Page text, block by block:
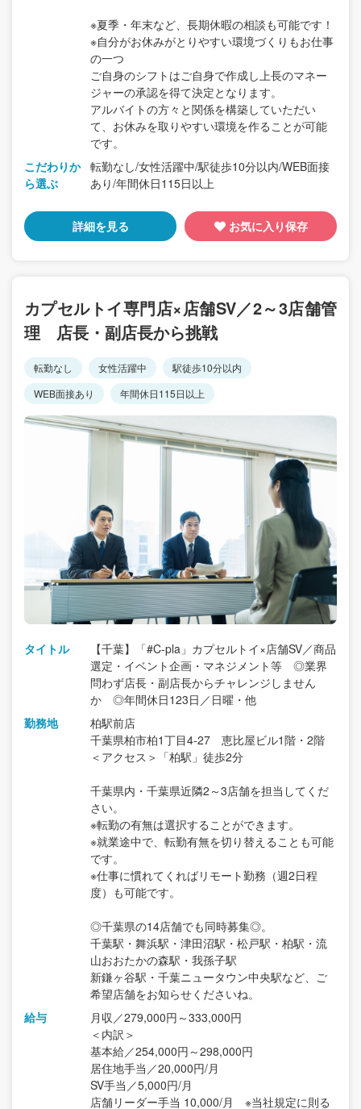
※夏季・年末など、長期休暇の相談も可能です！
※自分がお休みがとりやすい環境づくりもお仕事
の一つ
ご自身のシフトはご自身で作成し上長のマネー
ジャーの承認を得て決定となります。
アルバイトの方々と関係を構築していただい
て、お休みを取りやすい環境を作ることが可能
です。
こだわりか
ら選ぶ
転勤なし/女性活躍中/駅徒歩10分以内/WEB面接
あり/年間休日115日以上
詳細を見る お気に入り保存
カプセルトイ専門店×店舗SV／2～3店舗管
理 店長・副店長から挑戦
転勤なし 女性活躍中
駅徒歩10分以内
WEB面接あり
年間休日115日以上
タイトル
【千葉】「#C-pla」カプセルトイ×店舗SV／商品
選定・イベント企画・マネジメント等 ◎業界
問わず店長・副店長からチャレンジしません
か ◎年間休日123日／日曜・他
勤務地
柏駅前店
千葉県柏市柏1丁目4-27 恵比屋ビル1階・2階
＜アクセス＞「柏駅」徒歩2分
千葉県内・千葉県近隣2～3店舗を担当してくだ
さい。
※転勤の有無は選択することができます。
※就業途中で、転勤有無を切り替えることも可能
です。
※仕事に慣れてくればリモート勤務（週2日程
度）も可能です。
◎千葉県の14店舗でも同時募集◎。
千葉駅・舞浜駅・津田沼駅・松戸駅・柏駅・流
山おおたかの森駅・我孫子駅
新鎌ヶ谷駅・千葉ニュータウン中央駅など、ご
希望店舗をお知らせくださいね。
給与
月収／279,000円～333,000円
＜内訳＞
基本給／254,000円～298,000円
居住地手当／20,000円/月
SV手当／5,000円/月
店舗リーダー手当 10,000/月 ※当社規定に則る